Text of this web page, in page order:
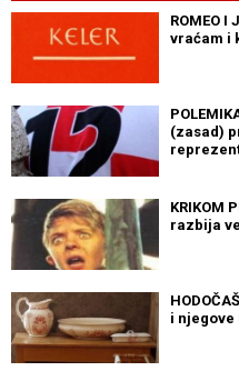
ROMEO I
vraćam i
(zasad)
KRIKOM
razbija
i njegove